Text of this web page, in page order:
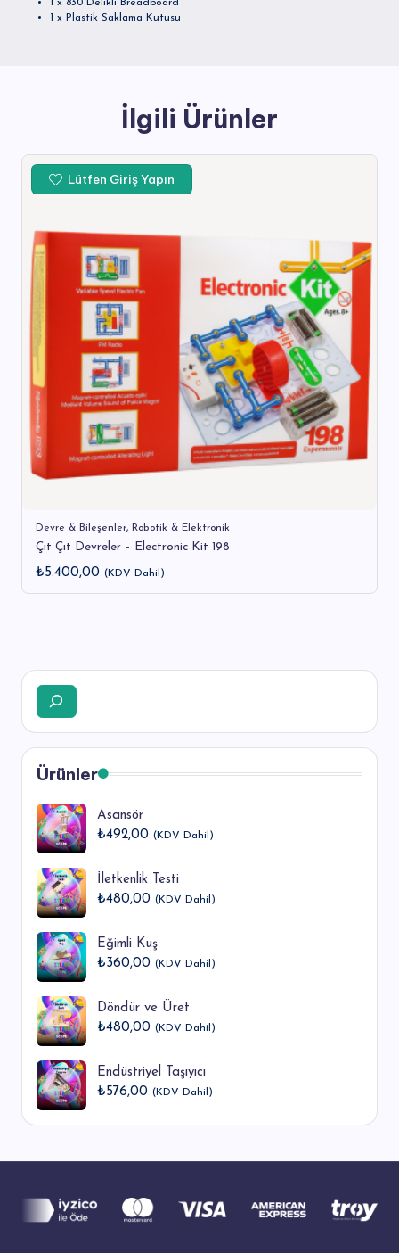
1 x 830 Delikli Breadboard
1 x Plastik Saklama Kutusu
İlgili Ürünler
Lütfen Giriş Yapın
Devre & Bileşenler, Robotik & Elektronik
Çıt Çıt Devreler – Electronic Kit 198
₺5.400,00 (KDV Dahil)
Ara
Ürünler
Asansör
₺492,00 (KDV Dahil)
İletkenlik Testi
₺480,00 (KDV Dahil)
Eğimli Kuş
₺360,00 (KDV Dahil)
Döndür ve Üret
₺480,00 (KDV Dahil)
Endüstriyel Taşıyıcı
₺576,00 (KDV Dahil)